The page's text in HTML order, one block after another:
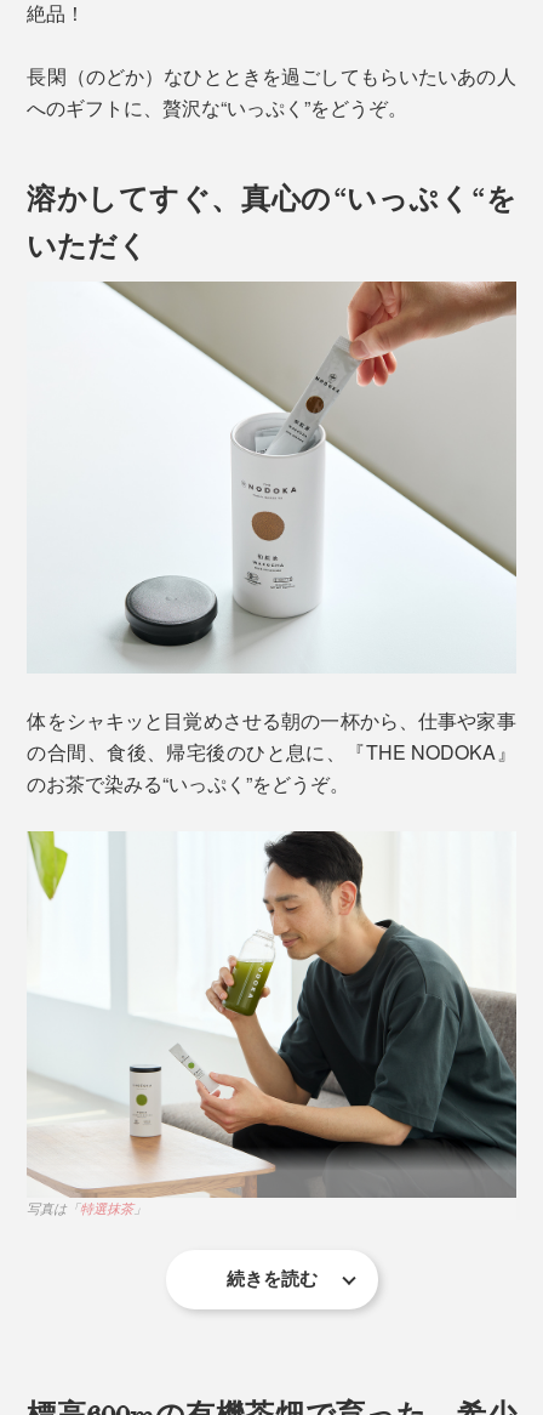
絶品！
長閑（のどか）なひとときを過ごしてもらいたいあの人
へのギフトに、贅沢な“いっぷく”をどうぞ。
溶かしてすぐ、真心の“いっぷく“を
いただく
体をシャキッと目覚めさせる朝の一杯から、仕事や家事
の合間、食後、帰宅後のひと息に、『THE NODOKA』
のお茶で染みる“いっぷく”をどうぞ。
写真は「特選抹茶」
け入れるという意味もあるそう。
続きを読む